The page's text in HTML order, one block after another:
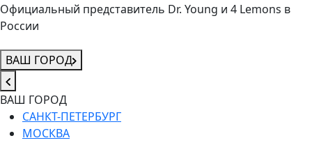
Официальный представитель Dr. Young и 4 Lemons в
России
ВАШ ГОРОД
ВАШ ГОРОД
САНКТ-ПЕТЕРБУРГ
МОСКВА